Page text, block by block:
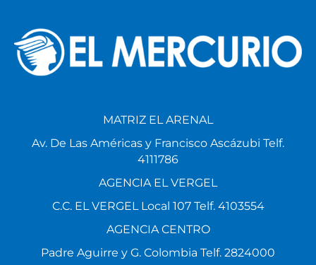
MATRIZ EL ARENAL
Av. De Las Américas y Francisco Ascázubi Telf.
4111786
AGENCIA EL VERGEL
C.C. EL VERGEL Local 107 Telf. 4103554
AGENCIA CENTRO
Padre Aguirre y G. Colombia Telf. 2824000